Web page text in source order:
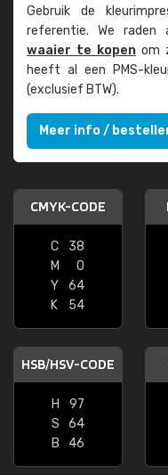
Gebruik de
referentie. We raden
waaier te kopenom
heeft al een PMS-
(exclusief BTW).
Meer info /
CMYK-CODE
C
38
M
0
Y
64
K
54
HSB/HSV-CODE
H
97
S
64
B
46